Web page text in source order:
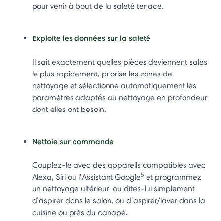
pour venir à bout de la saleté tenace.
Exploite les données sur la saleté
Il sait exactement quelles pièces deviennent sales
le plus rapidement, priorise les zones de
nettoyage et sélectionne automatiquement les
paramètres adaptés au nettoyage en profondeur
dont elles ont besoin.
Nettoie sur commande
Couplez-le avec des appareils compatibles avec
Alexa, Siri ou l’Assistant Google5 et programmez
un nettoyage ultérieur, ou dites-lui simplement
d’aspirer dans le salon, ou d’aspirer/laver dans la
cuisine ou près du canapé.